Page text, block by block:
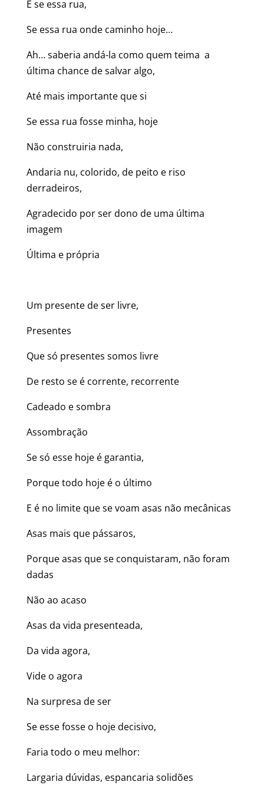
‍E se essa rua,
Se essa rua onde caminho hoje…
Ah… saberia andá-la como quem teima a
última chance de salvar algo,
Até mais importante que si
Se essa rua fosse minha, hoje
Não construiria nada,
Andaria nu, colorido, de peito e riso
derradeiros,
Agradecido por ser dono de uma última
imagem
Última e própria
Um presente de ser livre,
Presentes
Que só presentes somos livre
De resto se é corrente, recorrente
Cadeado e sombra
Assombração
Se só esse hoje é garantia,
Porque todo hoje é o último
E é no limite que se voam asas não mecânicas
Asas mais que pássaros,
Porque asas que se conquistaram, não foram
dadas
Não ao acaso
Asas da vida presenteada,
Da vida agora,
Vide o agora
Na surpresa de ser
Se esse fosse o hoje decisivo,
Faria todo o meu melhor:
Largaria dúvidas, espancaria solidões